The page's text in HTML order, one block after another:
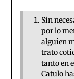
Sin
por lo
alguien
trato
tanto en
Catulo